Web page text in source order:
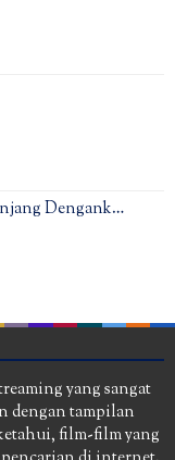
Dengank…
yang sangat
dengan tampilan
film-film yang